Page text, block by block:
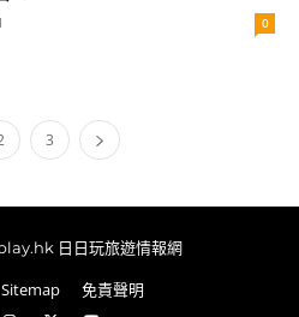
0
3
日日玩旅遊情報網
Sitemap 免責聲明